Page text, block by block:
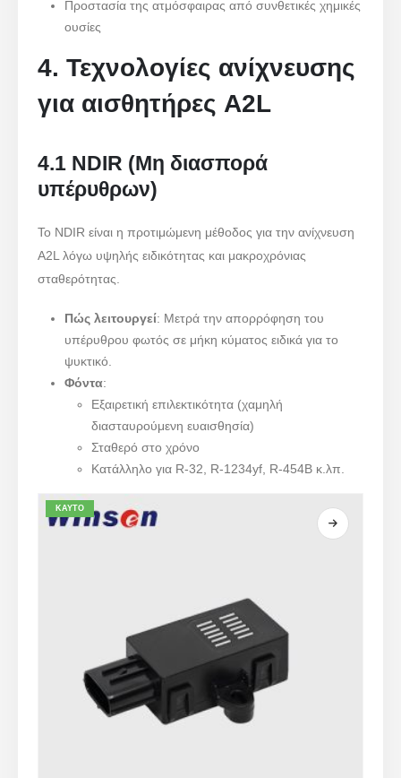
Προστασία της ατμόσφαιρας από συνθετικές χημικές
ουσίες
4. Τεχνολογίες ανίχνευσης
για αισθητήρες A2L
4.1 NDIR (Μη διασπορά
υπέρυθρων)
Το NDIR είναι η προτιμώμενη μέθοδος για την ανίχνευση
A2L λόγω υψηλής ειδικότητας και μακροχρόνιας
σταθερότητας.
Πώς λειτουργεί: Μετρά την απορρόφηση του
υπέρυθρου φωτός σε μήκη κύματος ειδικά για το
ψυκτικό.
Φόντα:
Εξαιρετική επιλεκτικότητα (χαμηλή
διασταυρούμενη ευαισθησία)
Σταθερό στο χρόνο
Κατάλληλο για R-32, R-1234yf, R-454B κ.λπ.
ΚΑΥΤΌ